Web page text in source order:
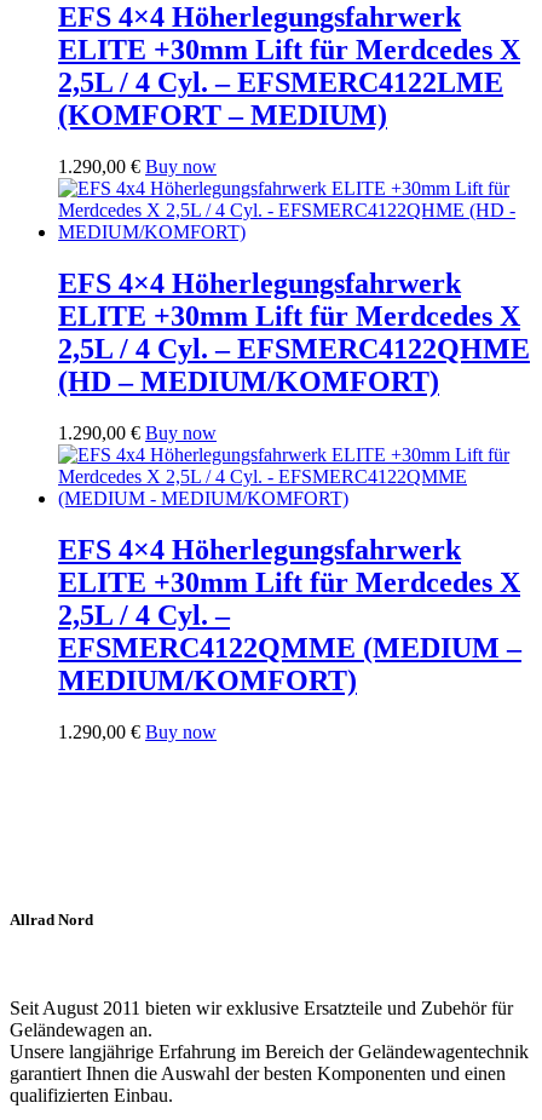
EFS 4×4 Höherlegungsfahrwerk
ELITE +30mm Lift für Merdcedes X
2,5L / 4 Cyl. – EFSMERC4122LME
(KOMFORT – MEDIUM)
1.290,00 € Buy now
EFS 4×4 Höherlegungsfahrwerk
ELITE +30mm Lift für Merdcedes X
2,5L / 4 Cyl. – EFSMERC4122QHME
(HD – MEDIUM/KOMFORT)
1.290,00 € Buy now
EFS 4×4 Höherlegungsfahrwerk
ELITE +30mm Lift für Merdcedes X
2,5L / 4 Cyl. –
EFSMERC4122QMME (MEDIUM –
MEDIUM/KOMFORT)
1.290,00 € Buy now
Allrad Nord
Seit August 2011 bieten wir exklusive Ersatzteile und Zubehör für
Geländewagen an.
Unsere langjährige Erfahrung im Bereich der Geländewagentechnik
garantiert Ihnen die Auswahl der besten Komponenten und einen
qualifizierten Einbau.